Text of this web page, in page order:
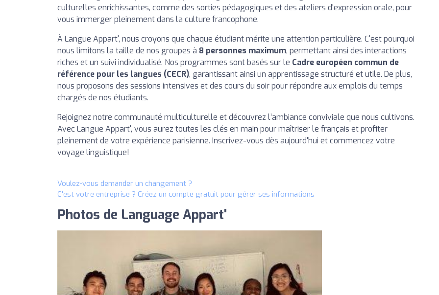
culturelles enrichissantes, comme des sorties pédagogiques et des ateliers d'expression orale, pour
vous immerger pleinement dans la culture francophone.
À Langue Appart', nous croyons que chaque étudiant mérite une attention particulière. C'est pourquoi
nous limitons la taille de nos groupes à 8 personnes maximum, permettant ainsi des interactions
riches et un suivi individualisé. Nos programmes sont basés sur le Cadre européen commun de
référence pour les langues (CECR), garantissant ainsi un apprentissage structuré et utile. De plus,
nous proposons des sessions intensives et des cours du soir pour répondre aux emplois du temps
chargés de nos étudiants.
Rejoignez notre communauté multiculturelle et découvrez l’ambiance conviviale que nous cultivons.
Avec Langue Appart', vous aurez toutes les clés en main pour maîtriser le français et profiter
pleinement de votre expérience parisienne. Inscrivez-vous dès aujourd'hui et commencez votre
voyage linguistique!
Voulez-vous demander un changement ?
C'est votre entreprise ? Créez un compte gratuit pour gérer ses informations
Photos de Language Appart'